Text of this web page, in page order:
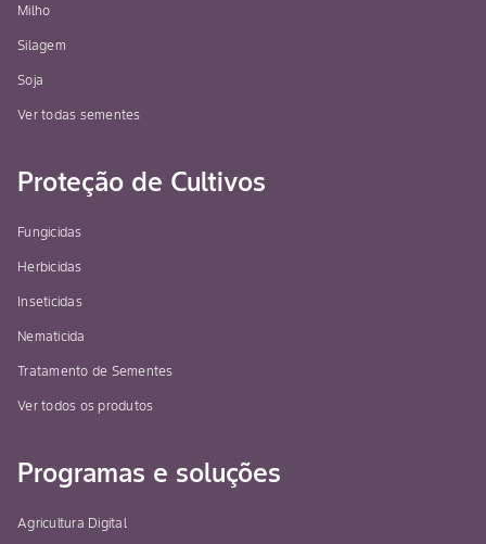
Milho
Silagem
Soja
Ver todas sementes
Proteção de Cultivos
Fungicidas
Herbicidas
Inseticidas
Nematicida
Tratamento de Sementes
Ver todos os produtos
Programas e soluções
Agricultura Digital